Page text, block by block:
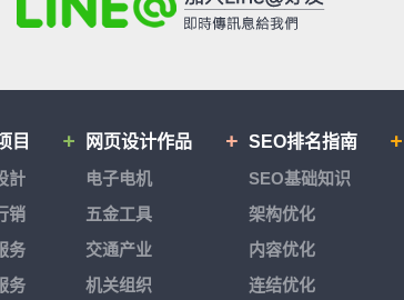
目
計
销
务
务
网页设计作品
电子电机
五金工具
交通产业
机关组织
SEO排名指南
SEO基础知识
架构优化
内容优化
连结优化